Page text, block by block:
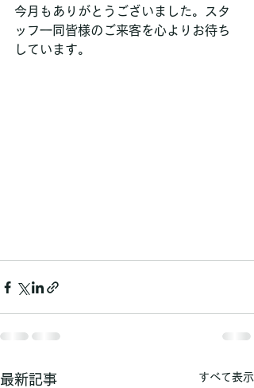
今月もありがとうございました。スタ
ッフ一同皆様のご来客を心よりお待ち
しています。
最新記事 すべて表示